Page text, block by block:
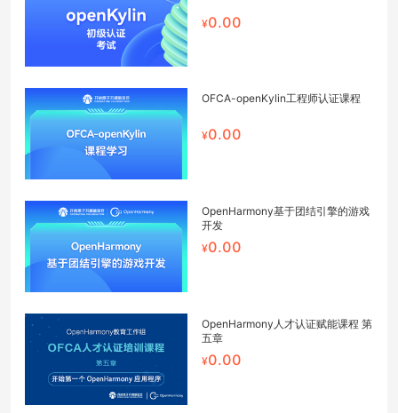
0.00
OFCA-openKylin工程师认证课程
0.00
OpenHarmony基于团结引擎的游戏
开发
0.00
OpenHarmony人才认证赋能课程 第
五章
0.00